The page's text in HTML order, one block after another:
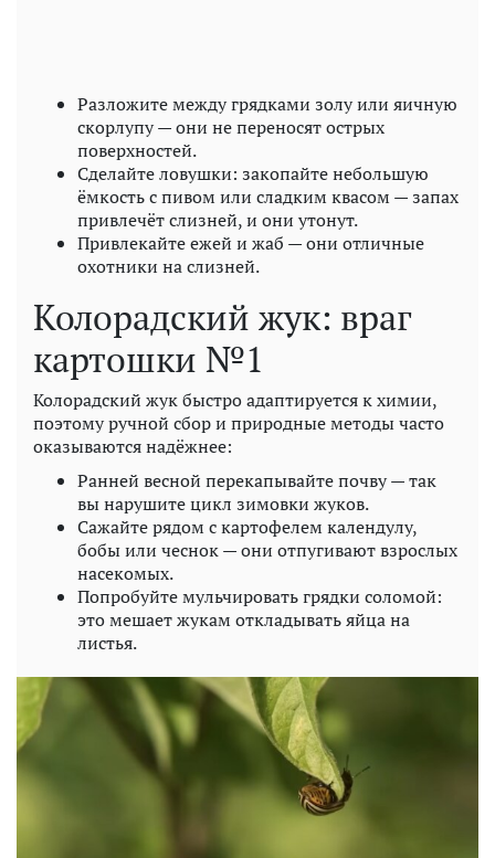
Разложите между грядками золу или яичную
скорлупу — они не переносят острых
поверхностей.
Сделайте ловушки: закопайте небольшую
ёмкость с пивом или сладким квасом — запах
привлечёт слизней, и они утонут.
Привлекайте ежей и жаб — они отличные
охотники на слизней.
Колорадский жук: враг
картошки №1
Колорадский жук быстро адаптируется к химии,
поэтому ручной сбор и природные методы часто
оказываются надёжнее:
Ранней весной перекапывайте почву — так
вы нарушите цикл зимовки жуков.
Сажайте рядом с картофелем календулу,
бобы или чеснок — они отпугивают взрослых
насекомых.
Попробуйте мульчировать грядки соломой:
это мешает жукам откладывать яйца на
листья.